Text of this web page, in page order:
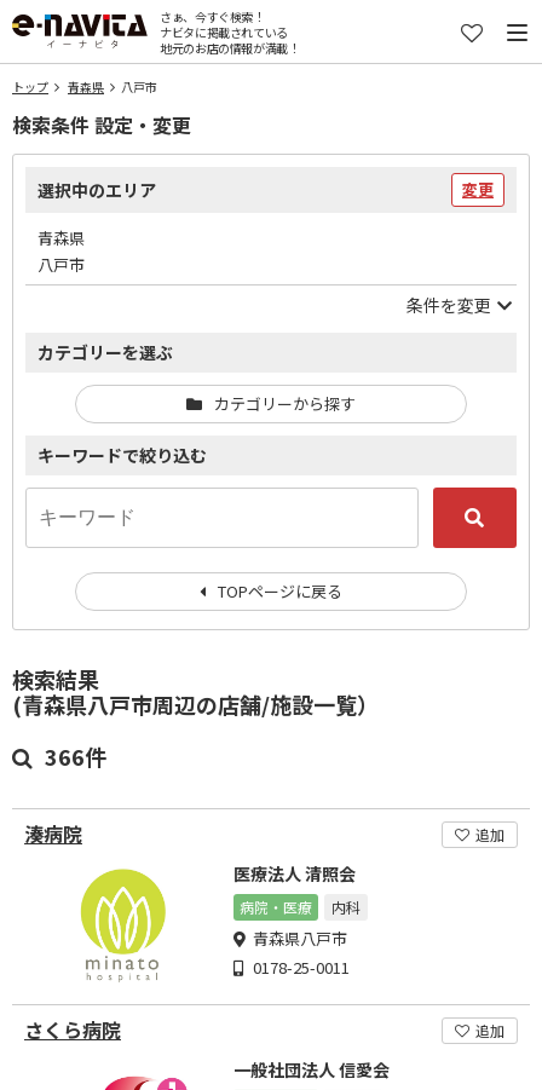
さぁ、今すぐ検索！
ナビタに掲載されている
地元のお店の情報が満載！
トップ 青森県 八戸市
検索結果
(青森県八戸市周辺の店舗/施設一覧）
366件
湊病院 追加
医療法人 清照会
病院・医療 内科
青森県八戸市
0178-25-0011
さくら病院 追加
一般社団法人 信愛会
検索条件 設定・変更
選択中のエリア 変更
青森県
八戸市
条件を変更
カテゴリーを選ぶ
カテゴリーから探す
キーワードで絞り込む
TOPページに戻る